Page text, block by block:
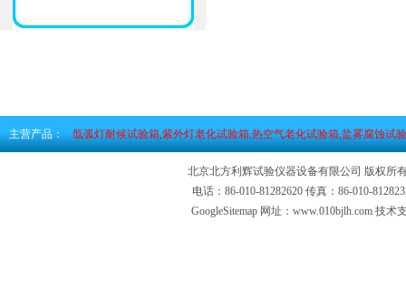
主营产品： 氙弧灯耐候试验箱,紫外灯老化试验箱,热空气老化试验箱,盐雾腐蚀试
北京北方利辉试验仪器设备有限公司 版权所
电话：86-010-81282620 传真：86-010-
GoogleSitemap网址：www.010bjlh.com 技术